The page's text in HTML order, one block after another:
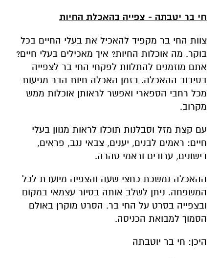
חי בר יטבתה - צפייה בהאכלת החיות
צוות החי בר מקפיד להאכיל את בעלי החיים בכל
בוקר. מה אוכלות החיות? איך מאכילים בעלי חיים?
אתם מוזמנים להתלוות לפקחי החי בר לצפייה
בסיבוב ההאכלה. בזמן האכלה חיות הבר מגיעות
מכל רחבי הספארי ואפשר לראותן אוכלות ממש
מקרוב.
עם קצת מזל וסבלנות תוכלו לראות מגוון בעלי
חיים: ראמים לבנים, יענים, צבאי נגב, פראים,
דישונים, ערודים וראמי סהרה.
ההאכלה נמשכת כחצי שעה והצפיה מיועדת לכל
המשפחה. ניתן לשלב אותה בסיור עצמאי במקום
ובצפייה בסרט על החי בר. הסרט מוקרן באולם
הסמוך למבואת הכניסה.
היכן: חי בר יוטבתה